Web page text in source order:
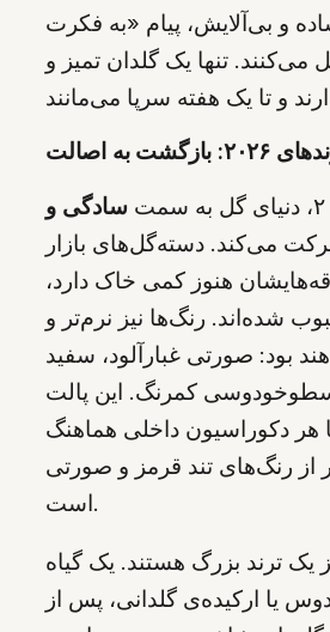
و بی‌آلایش، پیام «به فکرت
می‌کنند. تنها یک گلدان تمیز و
بازگشت به اصالت
سادگی و
می‌کند. دسته‌گل‌های بازار
هنوز کمی خاک دارد،
شده‌اند. رنگ‌ها نیز نرم‌تر و
بود: صورتی غبارآلود، سفید
کمرنگ. این پالت
هر دکوراسیون داخلی هماهنگ
از رنگ‌های تند قرمز و صورتی
است.
یک ترند بزرگ هستند. یک گیاه
یا ارکیده‌ی گلدانی، پس از